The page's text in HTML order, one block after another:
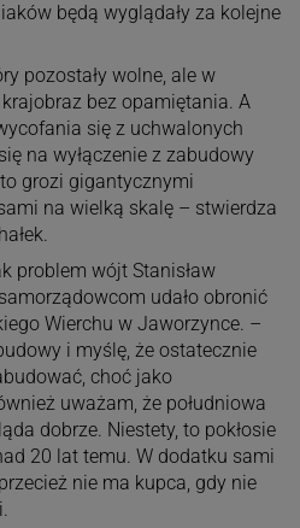
będą wyglądały za kolejne
pozostały wolne, ale w
bez opamiętania. A
się z uchwalonych
na wyłączenie z zabudowy
grozi gigantycznymi
na wielką skalę – stwierdza
problem wójt Stanisław
udało obronić
Wierchu w Jaworzynce. –
i myślę, że ostatecznie
choć jako
uważam, że południowa
dobrze. Niestety, to pokłosie
20 lat temu. W dodatku sami
nie ma kupca, gdy nie